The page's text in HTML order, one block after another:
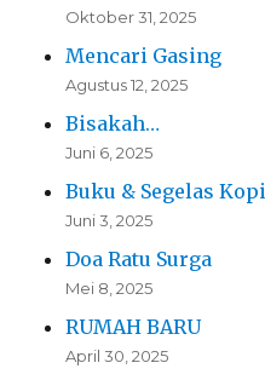
Oktober 31, 2025
Mencari Gasing
Agustus 12, 2025
Bisakah…
Juni 6, 2025
Buku & Segelas Kopi
Juni 3, 2025
Doa Ratu Surga
Mei 8, 2025
RUMAH BARU
April 30, 2025